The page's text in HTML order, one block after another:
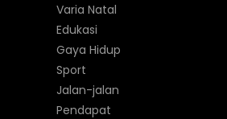
Varia Natal
Edukasi
Gaya Hidup
Sport
Jalan-jalan
Pendapat